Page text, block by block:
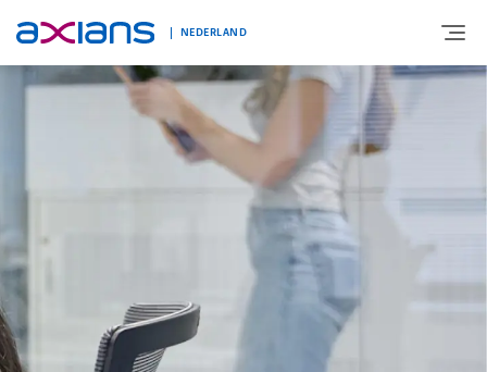
NEDERLAND
OVER AXIANS
NIEUWS & INSPIRATIE